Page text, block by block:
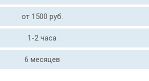
от 1500 руб.
1-2 часа
6 месяцев